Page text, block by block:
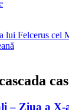
lui Felcerus cel
Ziua a X-